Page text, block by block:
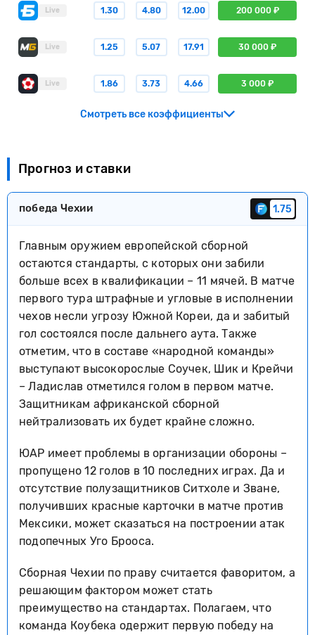
Live 1.30 4.80 12.00 200 000 ₽
Live 1.25 5.07 17.91 30 000 ₽
Live 1.86 3.73 4.66 3 000 ₽
Смотреть все коэффициенты
Прогноз и ставки
победа Чехии 1.75
Главным оружием европейской сборной
остаются стандарты, с которых они забили
больше всех в квалификации – 11 мячей. В матче
первого тура штрафные и угловые в исполнении
чехов несли угрозу Южной Кореи, да и забитый
гол состоялся после дальнего аута. Также
отметим, что в составе «народной команды»
выступают высокорослые Соучек, Шик и Крейчи
– Ладислав отметился голом в первом матче.
Защитникам африканской сборной
нейтрализовать их будет крайне сложно.
ЮАР имеет проблемы в организации обороны –
пропущено 12 голов в 10 последних играх. Да и
отсутствие полузащитников Ситхоле и Зване,
получивших красные карточки в матче против
Мексики, может сказаться на построении атак
подопечных Уго Брооса.
Сборная Чехии по праву считается фаворитом, а
решающим фактором может стать
преимущество на стандартах. Полагаем, что
команда Коубека одержит первую победу на